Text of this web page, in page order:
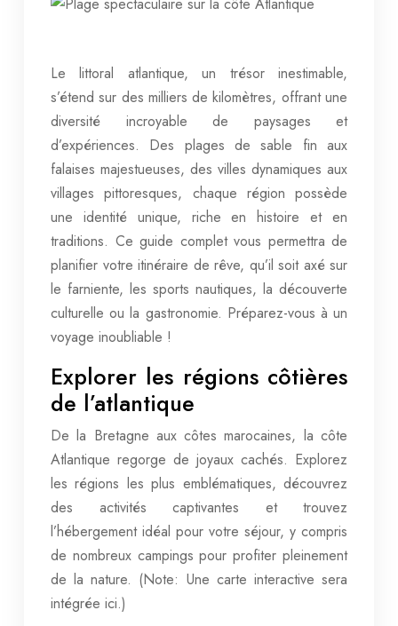
Le littoral atlantique, un trésor inestimable,
s’étend sur des milliers de kilomètres, offrant une
diversité incroyable de paysages et
d’expériences. Des plages de sable fin aux
falaises majestueuses, des villes dynamiques aux
villages pittoresques, chaque région possède
une identité unique, riche en histoire et en
traditions. Ce guide complet vous permettra de
planifier votre itinéraire de rêve, qu’il soit axé sur
le farniente, les sports nautiques, la découverte
culturelle ou la gastronomie. Préparez-vous à un
voyage inoubliable !
Explorer les régions côtières
de l’atlantique
De la Bretagne aux côtes marocaines, la côte
Atlantique regorge de joyaux cachés. Explorez
les régions les plus emblématiques, découvrez
des activités captivantes et trouvez
l’hébergement idéal pour votre séjour, y compris
de nombreux campings pour profiter pleinement
de la nature. (Note: Une carte interactive sera
intégrée ici.)